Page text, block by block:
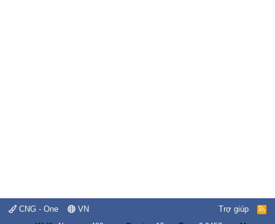
CNG - One VN Trợ giúp
R